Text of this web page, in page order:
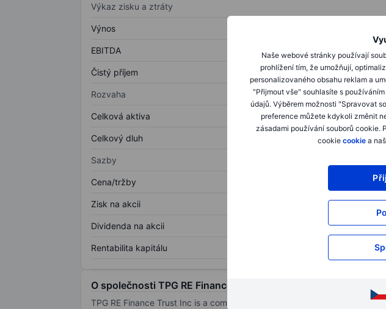
Naše webové stránky používají
prohlížení tím, že umožňují,
personalizovaného obsahu reklam a
"Přijmout vše" souhlasíte s
údajů. Výběrem možnosti "Spravovat
preference můžete kdykoli změnit
zásadami používání souborů cookie.
cookie cookie a
Výkaz zisku a ztráty
Výnos
EBITDA
Čistý příjem
Rozvaha
Celková aktiva
Celkový dluh
Sazby
Cena/tržby
Zisk na akcii
Dividenda na akcii
Rentabilita kapitálu
O společnosti TPG RE Finance Trust Inc.
TPG RE Finance Trust Inc is a commercial real estate finance company.